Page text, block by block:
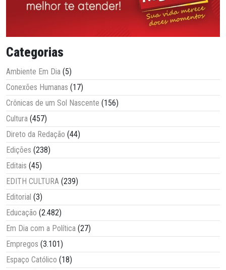
Categorias
Ambiente Em Dia (5)
Conexões Humanas (17)
Crônicas de um Sol Nascente (156)
Cultura (457)
Direto da Redação (44)
Edições (238)
Editais (45)
EDITH CULTURA (239)
Editorial (3)
Educação (2.482)
Em Dia com a Política (27)
Empregos (3.101)
Espaço Católico (18)